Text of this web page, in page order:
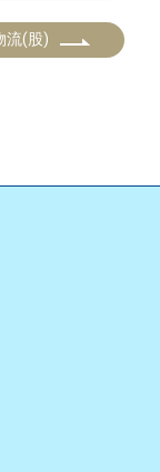
流(股)